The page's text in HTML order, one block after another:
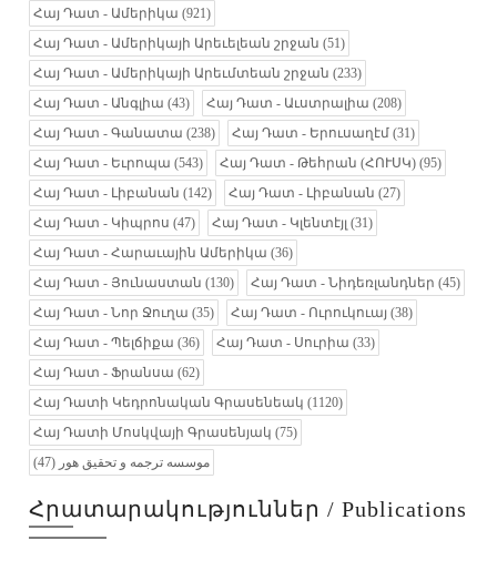
Հայ Դատ - Ամերիկա (921)
Հայ Դատ - Ամերիկայի Արեւելեան շրջան (51)
Հայ Դատ - Ամերիկայի Արեւմտեան շրջան (233)
Հայ Դատ - Անգլիա (43) Հայ Դատ - Աւստրալիա (208)
Հայ Դատ - Գանատա (238) Հայ Դատ - Երուսաղէմ (31)
Հայ Դատ - Եւրոպա (543) Հայ Դատ - Թեհրան (ՀՈՒՍԿ) (95)
Հայ Դատ - Լիբանան (142) Հայ Դատ - Լիբանան (27)
Հայ Դատ - Կիպրոս (47) Հայ Դատ - Կլենտէյլ (31)
Հայ Դատ - Հարաւային Ամերիկա (36)
Հայ Դատ - Յունաստան (130) Հայ Դատ - Նիդեռլանդներ (45)
Հայ Դատ - Նոր Ջուղա (35) Հայ Դատ - Ուրուկուայ (38)
Հայ Դատ - Պելճիքա (36) Հայ Դատ - Սուրիա (33)
Հայ Դատ - Ֆրանսա (62)
Հայ Դատի Կեդրոնական Գրասենեակ (1120)
Հայ Դատի Մոսկվայի Գրասենյակ (75)
موسسه ترجمه و تحقیق هور (47)
Հրատարակություններ / Publications